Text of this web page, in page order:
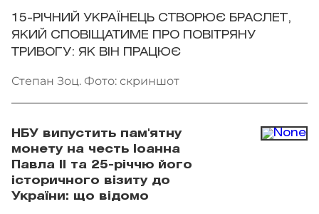
15-РІЧНИЙ УКРАЇНЕЦЬ СТВОРЮЄ БРАСЛЕТ,
ЯКИЙ СПОВІЩАТИМЕ ПРО ПОВІТРЯНУ
ТРИВОГУ: ЯК ВІН ПРАЦЮЄ
Степан Зоц. Фото: скриншот
НБУ випустить пам'ятну
монету на честь Іоанна
Павла II та 25-річчю його
історичного візиту до
України: що відомо